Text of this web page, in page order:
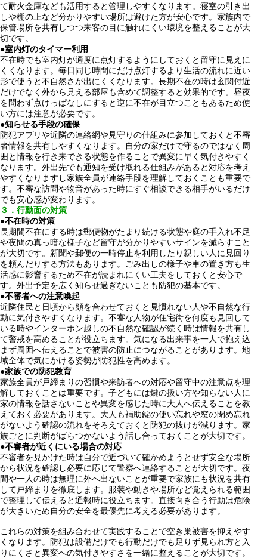
て耐火金庫なども活用すると管理しやすくなります。寝室の引き出
しや棚の上など分かりやすい場所は避けた方が安心です。家族内で
保管場所を共有しつつ来客の目に触れにくい環境を整えることが大
切です。
●室内灯のタイマー利用
不在時でも室内灯が適度に点灯するようにしておくと留守に見えに
くくなります。毎日同じ時間にだけ点灯するより生活の流れに近い
形で使うと不自然さが出にくくなります。長期不在の時は玄関付近
だけでなく外から見える部屋も含めて調整すると効果的です。昼夜
を問わず点けっぱなしにすると逆に不在が目立つこともあるため使
い方には注意が必要です。
●知らせる手段の確保
防犯アプリや近隣の連絡網や見守りの仕組みに参加しておくと不審
者情報を共有しやすくなります。自分の家だけで守るのではなく周
囲と情報を行き来できる状態を作ることで異変に早く気付きやすく
なります。外出先でも通知を受け取れる仕組みがあると対応を考え
やすくなりますし家族全員が連絡手段を理解しておくことも重要で
す。不審な訪問や物音があった時にすぐ相談できる相手がいるだけ
でも安心感が変わります。
３．行動面の対策
●不在時の対策
長期間不在にする時は郵便物がたまり続ける状態や庭の手入れ不足
や夜間の真っ暗な様子など留守が分かりやすいサインを減らすこと
が大切です。新聞や郵便の一時停止を利用したり親しい人に見回り
を頼んだりする方法もあります。ごみ出しの様子や車の置き方も生
活感に影響するため不在が読まれにくい工夫をしておくと安心で
す。外出予定を広く知らせ過ぎないことも防犯の基本です。
●不審者への注意喚起
近隣住民と日頃から顔を合わせておくと見慣れない人や不自然な行
動に気付きやすくなります。不審な人物が住宅街を何度も見回して
いる時やインターホン越しの不自然な確認が続く時は情報を共有し
て警戒を高めることが役立ちます。気になる出来事を一人で抱え込
まず周囲へ伝えることで被害の防止につながることがあります。地
域全体で気にかける姿勢が防犯性を高めます。
●家族での防犯教育
家族全員が戸締まりの習慣や来訪者への対応や留守中の注意点を理
解しておくことは重要です。子どもには鍵の扱い方や知らない人に
家の情報を話さないことや異変を感じた時に大人へ伝えることを教
えておく必要があります。大人も補助錠の使い忘れや窓の閉め忘れ
がないよう確認の流れをそろえておくと防犯の抜けが減ります。家
族ごとに判断がばらつかないよう話し合っておくことが大切です。
●不審者が近くにいる場合の対応
不審者を見かけた時は自分で近づいて確かめようとせず安全な場所
から状況を確認し必要に応じて警察へ連絡することが大切です。夜
間や一人の時は無理に外へ出ないことが重要で家族にも状況を共有
して戸締まりを徹底します。服装や動きや場所など覚えられる範囲
で整理して伝えると通報時に役立ちます。直接向き合う行動は危険
が大きいため自分の安全を最優先に考える必要があります。
これらの対策を組み合わせて実践することで空き巣被害を抑えやす
くなります。防犯は設備だけでも行動だけでも足りず見られ方と入
りにくさと異変への気付きやすさを一緒に整えることが大切です。